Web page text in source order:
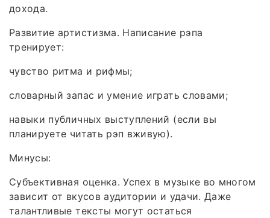
дохода.
Развитие артистизма. Написание рэпа
тренирует:
чувство ритма и рифмы;
словарный запас и умение играть словами;
навыки публичных выступлений (если вы
планируете читать рэп вживую).
Минусы:
Субъективная оценка. Успех в музыке во многом
зависит от вкусов аудитории и удачи. Даже
талантливые тексты могут остаться